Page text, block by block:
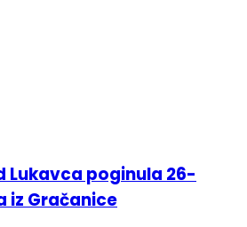
Lukavca poginula 26-
iz Gračanice